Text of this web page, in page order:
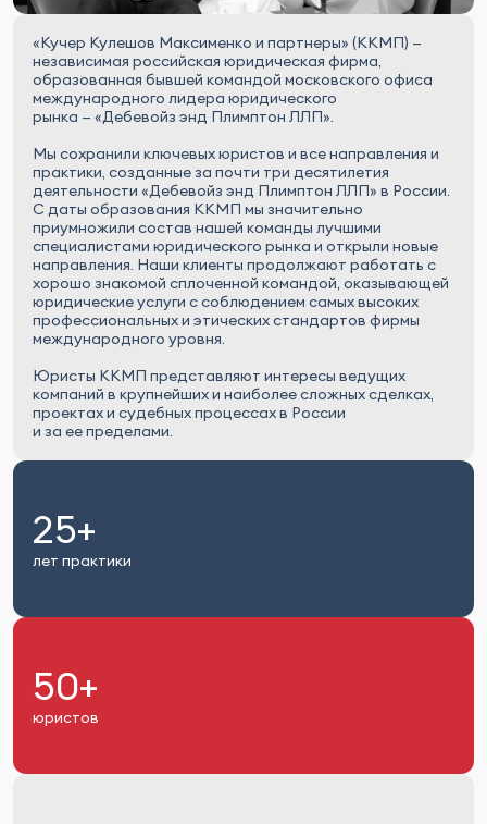
«Кучер Кулешов Максименко и партнеры» (ККМП) —
независимая российская юридическая фирма,
образованная бывшей командой московского офиса
международного лидера юридического
рынка — «Дебевойз энд Плимптон ЛЛП».
Мы сохранили ключевых юристов и все направления и
практики, созданные за почти три десятилетия
деятельности «Дебевойз энд Плимптон ЛЛП» в России.
С даты образования ККМП мы значительно
приумножили состав нашей команды лучшими
специалистами юридического рынка и открыли новые
направления. Наши клиенты продолжают работать с
хорошо знакомой сплоченной командой, оказывающей
юридические услуги с соблюдением самых высоких
профессиональных и этических стандартов фирмы
международного уровня.
Юристы ККМП представляют интересы ведущих
компаний в крупнейших и наиболее сложных сделках,
проектах и судебных процессах в России
и за ее пределами.
25+
лет практики
50+
юристов